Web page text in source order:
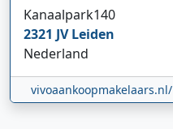
Kanaalpark140
2321 JVLeiden
Nederland
vivoaankoopmakelaars.nl/